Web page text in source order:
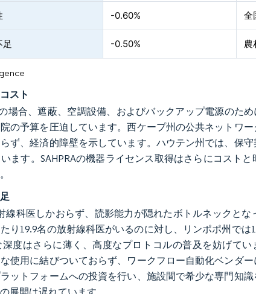
-0.60% 全
足 -0.50% 農
スト
場合、遮蔽、空調設備、およびバックアップ電源のた
の予算を圧迫しています。西ケープ州の公共ネットワ
ず、経済的障壁を示しています。ハウテン州では、保
ます。SAHPRAの機器ライセンス取得はさらにコスト
線科医しかおらず、読影能力が隠れたボトルネックと
り19.9名の放射線科医がいるのに対し、リンポポ州で
度はさらに薄く、高度なプロトコルの普及を妨げて
使用に結びついておらず、ワークフロー自動化ベンダ
ットフォームへの投資を行い、施設間で希少な専門知